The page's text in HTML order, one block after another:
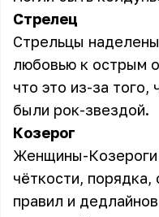
Стрелец
Стрельцы
любовью к острым
что это из-за
были рок-звездой.
Козерог
Женщины-Козероги
чёткости, порядка,
правил и